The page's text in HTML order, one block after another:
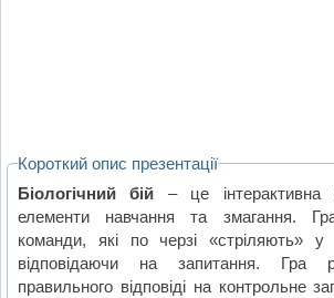
Короткий опис презентації
Біологічний бій – це інтерактивна
елементи навчання та змагання.
команди, які по черзі «стріляють»
відповідаючи на запитання. Гра
правильного відповіді на контрольне